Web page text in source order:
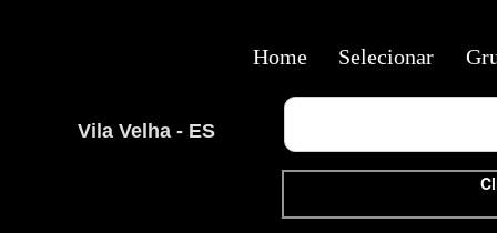
Vila Velha - ES
Home Selecionar